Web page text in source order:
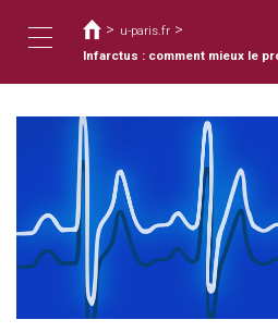
contenido
Toggle
navigation
está
aquí
> u-paris.fr >
Infarctus : comment mieux le